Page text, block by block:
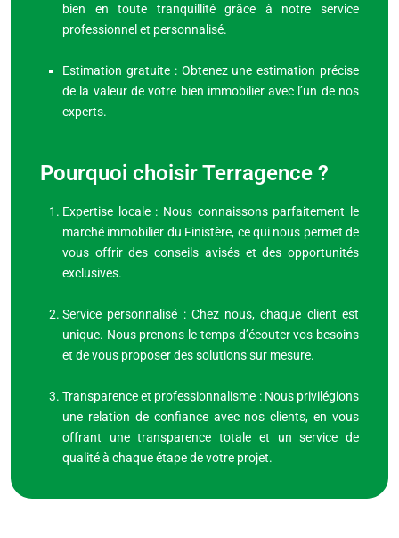
bien en toute tranquillité grâce à notre service
professionnel et personnalisé.
Estimation gratuite : Obtenez une estimation précise
de la valeur de votre bien immobilier avec l’un de nos
experts.
Pourquoi choisir Terragence ?
Expertise locale : Nous connaissons parfaitement le
marché immobilier du Finistère, ce qui nous permet de
vous offrir des conseils avisés et des opportunités
exclusives.
Service personnalisé : Chez nous, chaque client est
unique. Nous prenons le temps d’écouter vos besoins
et de vous proposer des solutions sur mesure.
Transparence et professionnalisme : Nous privilégions
une relation de confiance avec nos clients, en vous
offrant une transparence totale et un service de
qualité à chaque étape de votre projet.